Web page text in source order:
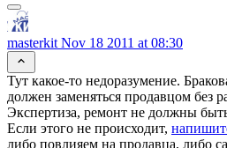
masterkit Nov 18 2011 at 08:30
Тут какое-то недоразумение.
должен заменяться продавцом без
Экспертиза, ремонт не должны
Если этого не происходит,
либо повлияем на продавца, либо